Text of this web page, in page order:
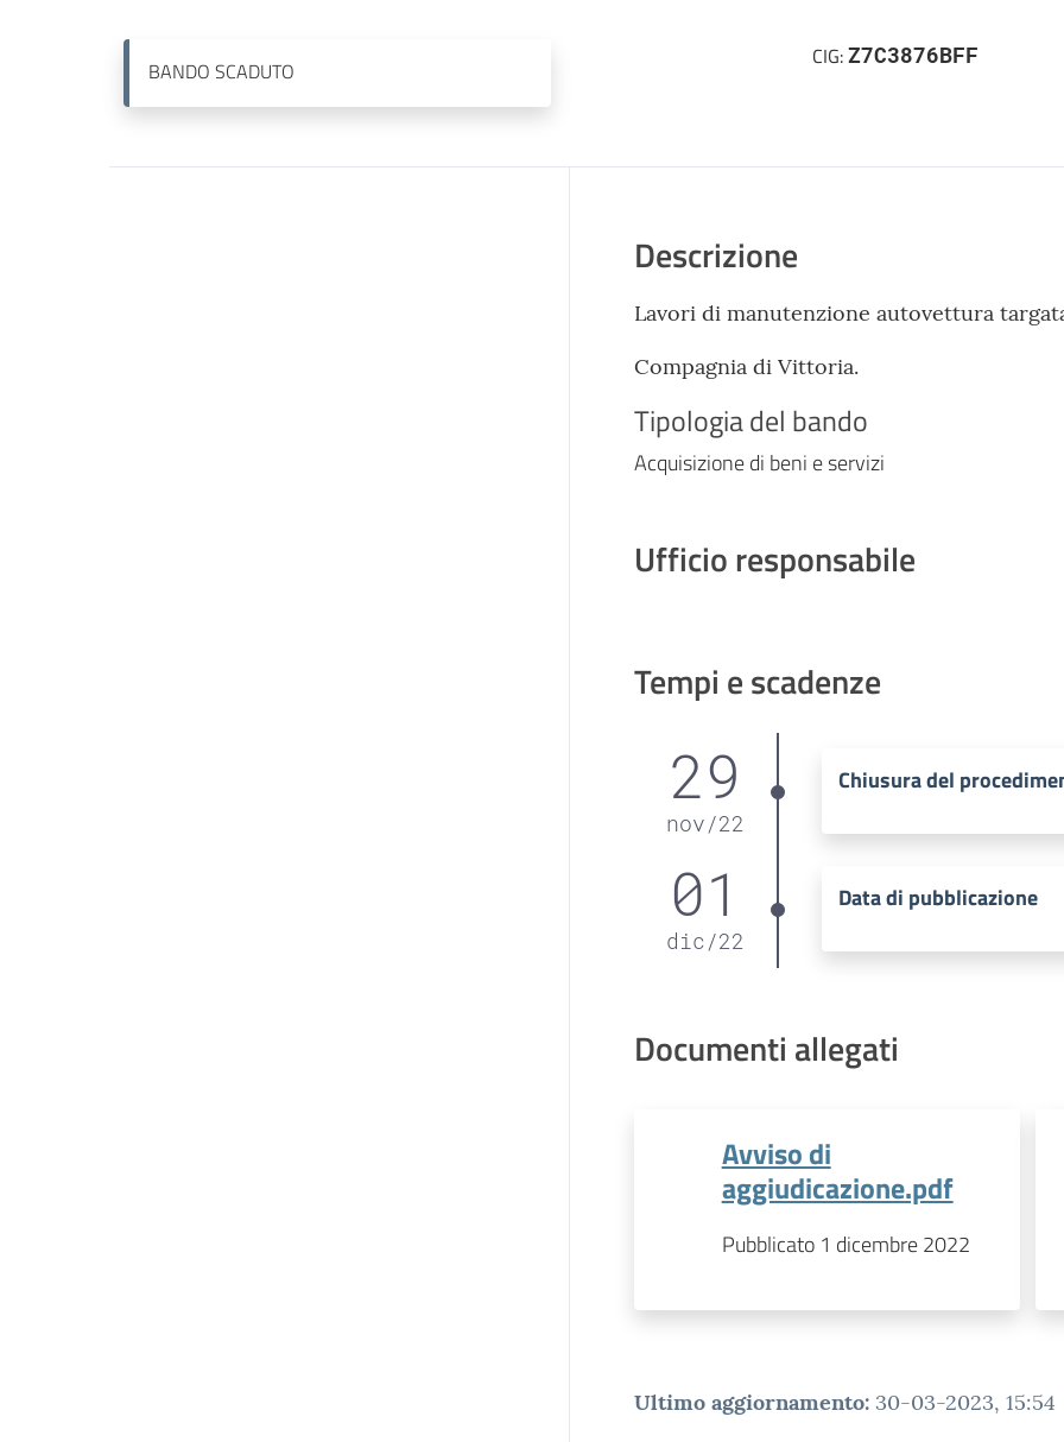
BANDO SCADUTO
CIG:Z7C3876BFF
Descrizione
Lavori di manutenzione autovettura
Compagnia di Vittoria.
Tipologia del bando
Acquisizione di beni e servizi
Ufficio responsabile
Tempi e scadenze
29
nov/22
Chiusura del
01
dic/22
Data di pubblicazione
Documenti allegati
Avviso di
aggiudicazione.pdf
Pubblicato 1 dicembre 2022
Ultimo aggiornamento: 30-03-2023, 15:54